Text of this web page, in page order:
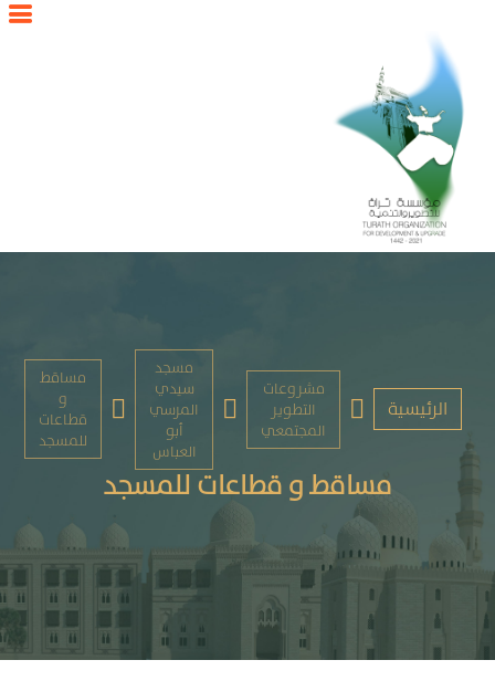
الرئيسية
مشروعات
التطوير
المجتمعي
مسجد
سيدي
المرسي
أبو
العباس
مساقط
و
قطاعات
للمسجد
مساقط و قطاعات للمسجد